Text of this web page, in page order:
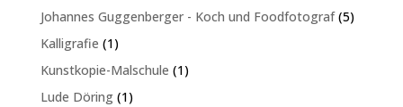
Produkte
Johannes Guggenberger - Koch und Foodfotograf 55
Kalligrafie 11
Produkt
Kunstkopie-Malschule 11
Lude Döring 11